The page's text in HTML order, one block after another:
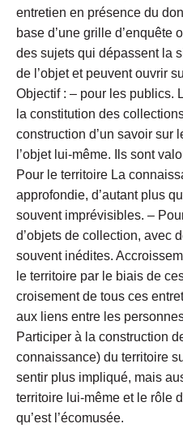
entretien en présence du
base d’une grille d’enquête
des sujets qui dépassent la
de l’objet et peuvent ouvrir
Objectif : – pour les publics.
la constitution des
construction d’un savoir sur
l’objet lui-même. Ils sont
Pour le territoire La
approfondie, d’autant plus
souvent imprévisibles. –
d’objets de collection, avec
souvent inédites.
le territoire par le biais de
croisement de tous ces
aux liens entre les
Participer à la construction
connaissance) du territoire
sentir plus impliqué, mais
territoire lui-même et le rôle
qu’est l’écomusée.